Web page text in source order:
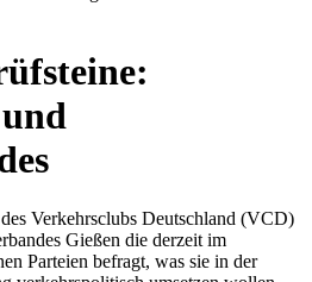
Verkehrsclubs Deutschland (VCD)
Gießen die derzeit im
Parteien befragt, was sie in der